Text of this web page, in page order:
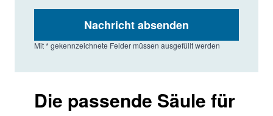
Nachricht absenden
Mit * gekennzeichnete Felder müssen ausgefüllt werden
Die passende Säule für